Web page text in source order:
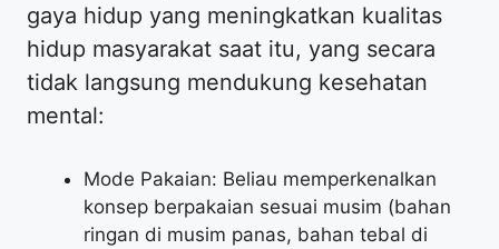
gaya hidup yang meningkatkan kualitas
hidup masyarakat saat itu, yang secara
tidak langsung mendukung kesehatan
mental:
Mode Pakaian: Beliau memperkenalkan
konsep berpakaian sesuai musim (bahan
ringan di musim panas, bahan tebal di